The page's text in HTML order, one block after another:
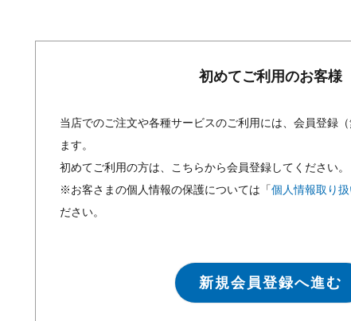
初めてご利用のお客様
当店でのご注文や各種サービスのご利用には、会員登録
ます。
初めてご利用の方は、こちらから会員登録してください。
※お客さまの個人情報の保護については「個人情報取り
ださい。
新規会員登録へ進む